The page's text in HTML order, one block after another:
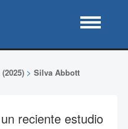
> Silva Abbott
reciente estudio